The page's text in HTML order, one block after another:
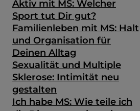
Aktiv mit MS: Welcher
Sport tut Dir gut?
Familienleben mit MS: Halt
und Organisation für
Deinen Alltag
Sexualität und Multiple
Sklerose: Intimität neu
gestalten
Ich habe MS: Wie teile ich